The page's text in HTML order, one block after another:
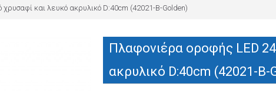
και λευκό ακρυλικό D:40cm (42021-B-Golden)
Πλαφονιέρα οροφής LED
ακρυλικό D:40cm (42021-B-